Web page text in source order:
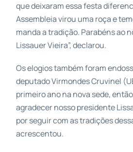
que deixaram essa festa
Assembleia virou uma roça e
manda a tradição. Parabéns ao
Lissauer Vieira”, declarou.
Os elogios também foram
deputado Virmondes Cruvinel
primeiro ano na nova sede,
agradecer nosso presidente
por seguir com as tradições
acrescentou.